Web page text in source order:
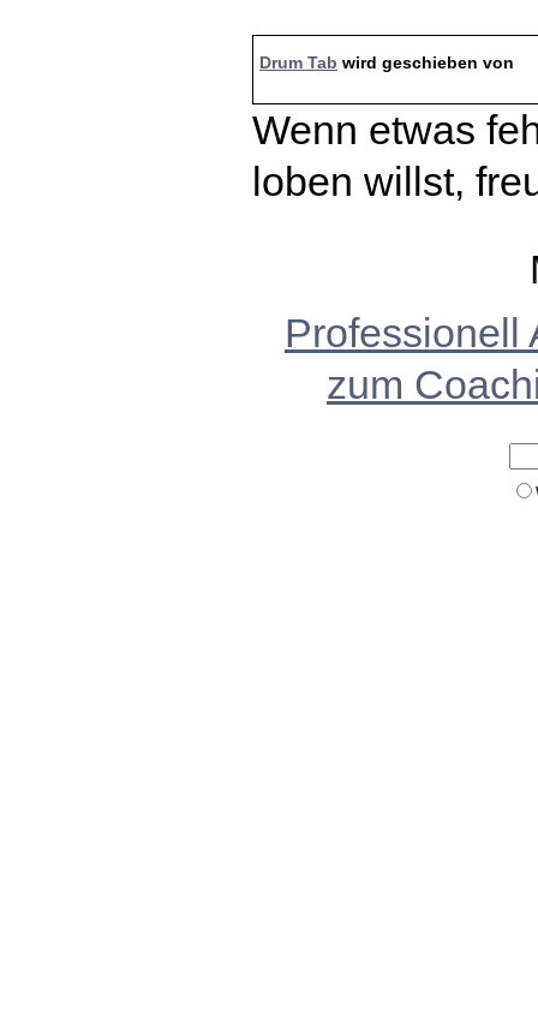
Drum Tab wird geschieben von
Wenn etwas
loben willst,
Professionell
zum